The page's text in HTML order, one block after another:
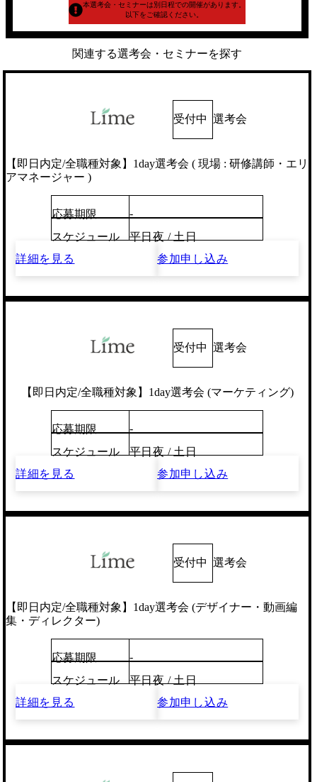
本選考会・セミナーは別日程での開催があります。
以下をご確認ください。
関連する選考会・セミナーを探す
受付中 選考会
【即日内定/全職種対象】1day選考会 ( 現場 : 研修講師・エリ
アマネージャー )
応募期限
-
スケジュール
平日夜 / 土日
詳細を見る
参加申し込み
受付中 選考会
【即日内定/全職種対象】1day選考会 (マーケティング)
応募期限
-
スケジュール
平日夜 / 土日
詳細を見る
参加申し込み
受付中 選考会
【即日内定/全職種対象】1day選考会 (デザイナー・動画編
集・ディレクター)
応募期限
-
スケジュール
平日夜 / 土日
詳細を見る
参加申し込み